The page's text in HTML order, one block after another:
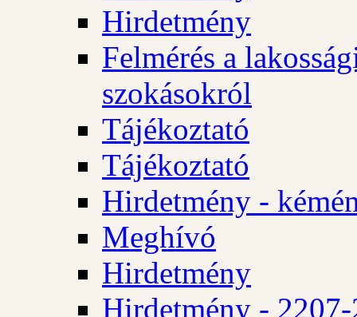
Hirdetmény
Felmérés a
szokásokról
Tájékoztató
Tájékoztató
Hirdetmény -
Meghívó
Hirdetmény
Hirdetmény -